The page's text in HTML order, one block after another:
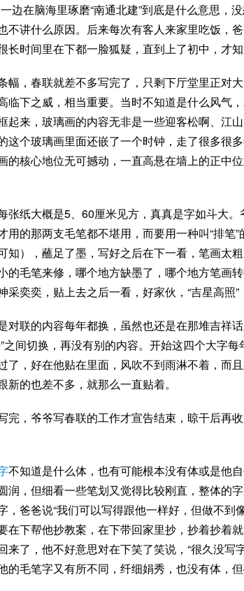
一边在脑海里琢磨“南通北建”到底是什么意思，
不讲什么原因。后来每次有客人来家里吃饭，
长时间里在下都一脸狐疑，直到上了初中，才知
幅，春联就差不多写完了，只剩下厅堂里正对
临下之威，相当重要。当时不知道是什么风气
起来，玻璃画的内容无非是一些迎客松啊、江
这个玻璃画里面还嵌了一个时钟，走了很多很
的核心地位无可撼动，一直高悬在墙上的正中
张纸大概是5、60厘米见方，真真是字如斗大
用的那两支毛笔都不堪用，而要用一种叫“排
知），蘸足了墨，写好之后在下一看，笔画太
的毛笔来修，哪个地方缺墨了，哪个地方笔画
采奕奕，贴上去之后一看，好家伙，“吉星高照”
对联的内容每年都换，虽然也还是在那堆吉祥
之间切换，再没有别的内容。开始这四个大字
了，好在他贴在里面，风吹不到雨淋不着，而
新的也差不多，就那么一直贴着。
完，爷爷写春联的工作才宣告结束，晾干后再收
不知道是什么体，也有可能根本没有体或是他
润，但细看一些笔划又觉得比较刚直，整体的
，爸爸说“我们可以写得跟他一样好，但做不到
在下帮他抄教案，在下带回家里抄，抄着抄着
来了，他不好意思对在下笑了笑说，“很久没
的毛笔字又有所不同，纤细娟秀，也没有体，但